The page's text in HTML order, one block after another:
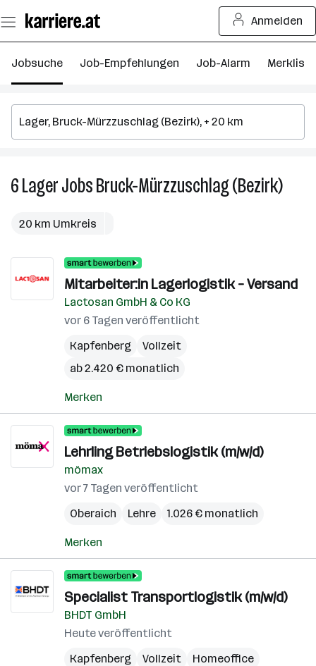
Seiteninhalt
springen
Anmelden
Jobsuche Job-Empfehlungen Job-Alarm Merkliste
6LagerJobsBruck-Mürzzuschlag (Bezirk)6
20 km Umkreis
Mitarbeiter:in Lagerlogistik – Versand
Lactosan GmbH & Co KG
vor 6 Tagen veröffentlicht
Kapfenberg
Vollzeit
ab 2.420 € monatlich
Merken
Lehrling Betriebslogistik (m/w/d)
mömax
vor 7 Tagen veröffentlicht
Oberaich
Lehre 1.026 € monatlich
Merken
Specialist Transportlogistik (m/w/d)
BHDT GmbH
Heute veröffentlicht
Kapfenberg
Vollzeit
Homeoffice